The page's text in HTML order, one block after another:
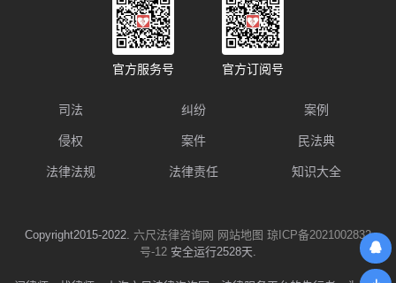
官方服务号 官方订阅号
司法 纠纷 案例
侵权 案件 民法典
法律法规 法律责任 知识大全
Copyright2015-2022. 六尺法律咨询网 网站地图 琼ICP备2021002832
号-12 安全运行2528天.